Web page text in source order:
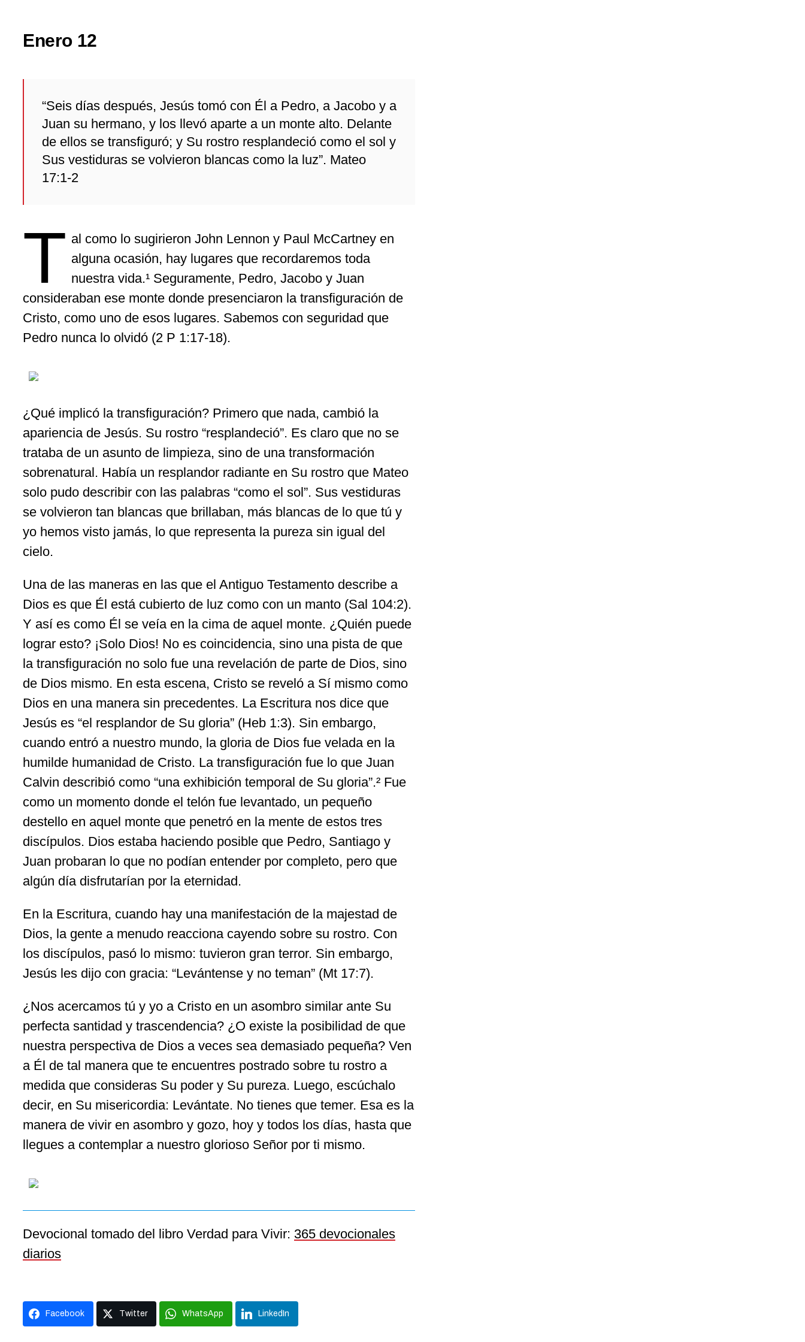
Enero 12
“Seis días después, Jesús tomó con Él a Pedro, a Jacobo y a
Juan su hermano, y los llevó aparte a un monte alto. Delante
de ellos se transfiguró; y Su rostro resplandeció como el sol y
Sus vestiduras se volvieron blancas como la luz”. Mateo
17:1-2
T al como lo sugirieron John Lennon y Paul McCartney en
alguna ocasión, hay lugares que recordaremos toda
nuestra vida.¹ Seguramente, Pedro, Jacobo y Juan
consideraban ese monte donde presenciaron la transfiguración de
Cristo, como uno de esos lugares. Sabemos con seguridad que
Pedro nunca lo olvidó (2 P 1:17-18).
¿Qué implicó la transfiguración? Primero que nada, cambió la
apariencia de Jesús. Su rostro “resplandeció”. Es claro que no se
trataba de un asunto de limpieza, sino de una transformación
sobrenatural. Había un resplandor radiante en Su rostro que Mateo
solo pudo describir con las palabras “como el sol”. Sus vestiduras
se volvieron tan blancas que brillaban, más blancas de lo que tú y
yo hemos visto jamás, lo que representa la pureza sin igual del
cielo.
Una de las maneras en las que el Antiguo Testamento describe a
Dios es que Él está cubierto de luz como con un manto (Sal 104:2).
Y así es como Él se veía en la cima de aquel monte. ¿Quién puede
lograr esto? ¡Solo Dios! No es coincidencia, sino una pista de que
la transfiguración no solo fue una revelación de parte de Dios, sino
de Dios mismo. En esta escena, Cristo se reveló a Sí mismo como
Dios en una manera sin precedentes. La Escritura nos dice que
Jesús es “el resplandor de Su gloria” (Heb 1:3). Sin embargo,
cuando entró a nuestro mundo, la gloria de Dios fue velada en la
humilde humanidad de Cristo. La transfiguración fue lo que Juan
Calvin describió como “una exhibición temporal de Su gloria”.² Fue
como un momento donde el telón fue levantado, un pequeño
destello en aquel monte que penetró en la mente de estos tres
discípulos. Dios estaba haciendo posible que Pedro, Santiago y
Juan probaran lo que no podían entender por completo, pero que
algún día disfrutarían por la eternidad.
En la Escritura, cuando hay una manifestación de la majestad de
Dios, la gente a menudo reacciona cayendo sobre su rostro. Con
los discípulos, pasó lo mismo: tuvieron gran terror. Sin embargo,
Jesús les dijo con gracia: “Levántense y no teman” (Mt 17:7).
¿Nos acercamos tú y yo a Cristo en un asombro similar ante Su
perfecta santidad y trascendencia? ¿O existe la posibilidad de que
nuestra perspectiva de Dios a veces sea demasiado pequeña? Ven
a Él de tal manera que te encuentres postrado sobre tu rostro a
medida que consideras Su poder y Su pureza. Luego, escúchalo
decir, en Su misericordia: Levántate. No tienes que temer. Esa es la
manera de vivir en asombro y gozo, hoy y todos los días, hasta que
llegues a contemplar a nuestro glorioso Señor por ti mismo.
Devocional tomado del libro Verdad para Vivir: 365 devocionales
diarios
Facebook Twitter WhatsApp LinkedIn